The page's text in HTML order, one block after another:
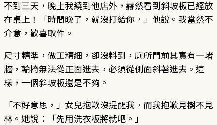
不到三天，晚上我繞到他店外，赫然看到斜坡板已經放
在桌上！「時間晚了，就沒打給你，」他說。我當然不
介意，歡喜取件。
尺寸精準，做工精細，卻沒料到，廁所門前其實有一堵
牆，輪椅無法從正面進去，必須從側面斜著進去。這
樣，一個斜坡板還是不夠。
「不好意思，」女兒抱歉沒提醒我，而我抱歉見樹不見
林。她說：「先用洗衣板將就吧。」